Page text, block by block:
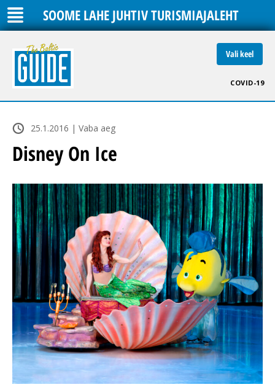
SOOME LAHE JUHTIV TURISMIAJALEHT
Vali keel
COVID-19
25.1.2016 | Vaba aeg
Disney On Ice